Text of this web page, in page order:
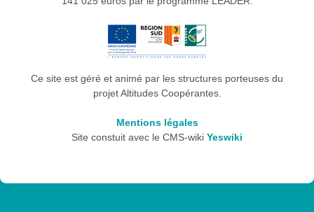
Ce site est géré et animé par les structures porteuses du
projet Altitudes Coopérantes.
Mentions légales
Site constuit avec le CMS-wiki Yeswiki